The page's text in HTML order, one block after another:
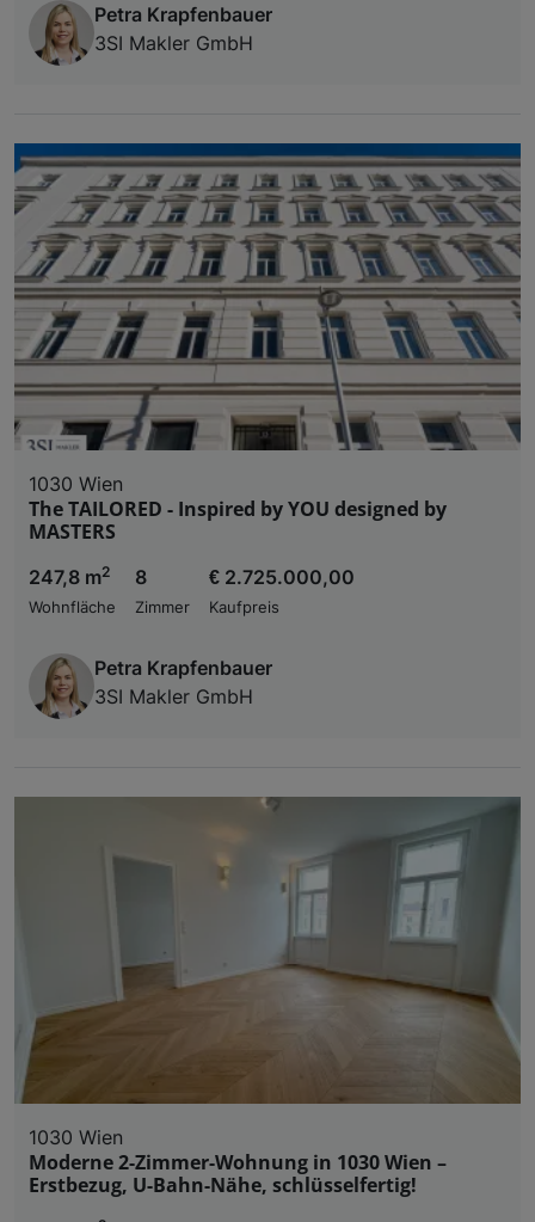
Petra Krapfenbauer
3SI Makler GmbH
1030 Wien
The TAILORED - Inspired by YOU designed by
MASTERS
247,8 m2
Wohnfläche
8
Zimmer
€ 2.725.000,00
Kaufpreis
Petra Krapfenbauer
3SI Makler GmbH
1030 Wien
Moderne 2-Zimmer-Wohnung in 1030 Wien –
Erstbezug, U-Bahn-Nähe, schlüsselfertig!